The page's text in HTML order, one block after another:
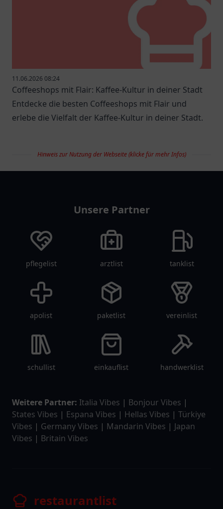
11.06.2026 08:24
Coffeeshops mit Flair: Kaffee-Kultur in deiner Stadt
Entdecke die besten Coffeeshops mit Flair und
erlebe die Vielfalt der Kaffee-Kultur in deiner Stadt.
Hinweis zur Nutzung der Webseite (klicke für mehr Infos)
Unsere Partner
pflegelist arztlist tanklist
apolist paketlist vereinlist
schullist einkauflist handwerklist
Weitere Partner: Italia Vibes | Bonjour Vibes |
States Vibes | Espana Vibes | Hellas Vibes | Türkiye
Vibes | Germany Vibes | Mandarin Vibes | Japan
Vibes | Britain Vibes
restaurantlist